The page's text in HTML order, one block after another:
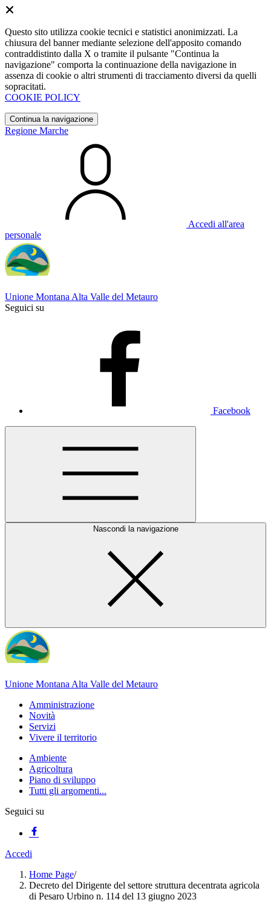
Questo sito utilizza cookie tecnici e statistici anonimizzati. La
chiusura del banner mediante selezione dell'apposito comando
contraddistinto dalla X o tramite il pulsante "Continua la
navigazione" comporta la continuazione della navigazione in
assenza di cookie o altri strumenti di tracciamento diversi da quelli
sopracitati.
COOKIE POLICY
Continua la navigazione
Regione Marche
Accedi all'area
personale
Unione Montana Alta Valle del Metauro
Seguici su
Facebook
Nascondi la navigazione
Unione Montana Alta Valle del Metauro
Amministrazione
Novità
Servizi
Vivere il territorio
Ambiente
Agricoltura
Piano di sviluppo
Tutti gli argomenti...
Seguici su
Accedi
Home Page/
Decreto del Dirigente del settore struttura decentrata agricola
di Pesaro Urbino n. 114 del 13 giugno 2023